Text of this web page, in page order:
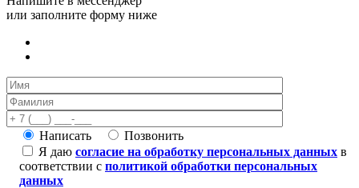
или заполните форму ниже
Написать
Позвонить
Я даю согласие на обработку персональных данных в
соответствии с политикой обработки персональных
данных